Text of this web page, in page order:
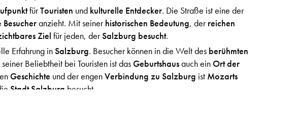
fürTouristen und kulturelle Entdecker. Die Straße ist eine der
Besucheranzieht. Mit seinerhistorischen Bedeutung, derreichen
Ziel für jeden, derSalzburg besucht.
Erfahrung inSalzburg. Besucher können in die Welt desberühmten
Beliebtheit bei Touristen ist dasGeburtshausauch einOrt der
Geschichte und der engenVerbindung zu Salzburg ist Mozarts
Stadt Salzburg besucht.